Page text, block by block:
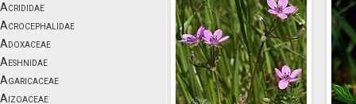
Acrididae
Acrocephalidae
Adoxaceae
Aeshnidae
Agaricaceae
Aizoaceae